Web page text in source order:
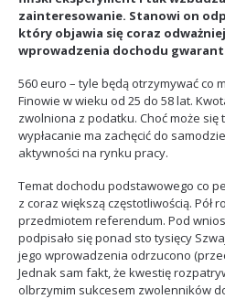
zainteresowanie. Stanowi on
który objawia się coraz
wprowadzenia dochodu
560 euro – tyle będą otrzymywać co
Finowie w wieku od 25 do 58 lat.
zwolniona z podatku. Choć może
wypłacanie ma zachęcić do
aktywności na rynku pracy.
Temat dochodu podstawowego co
z coraz większą częstotliwością. Pół
przedmiotem referendum. Pod
podpisało się ponad sto tysięcy
jego wprowadzenia odrzucono
Jednak sam fakt, że kwestię
olbrzymim sukcesem zwolenników